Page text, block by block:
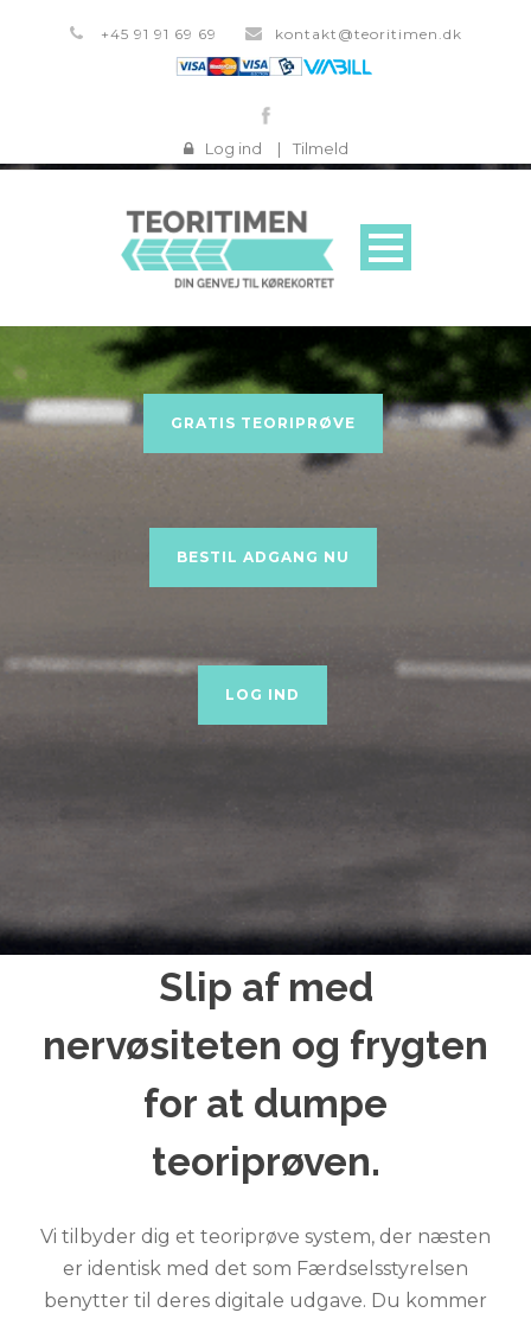
+45 91 91 69 69 kontakt@teoritimen.dk
Log ind | Tilmeld
BESTIL ADGANG NU
LOG IND
GRATIS TEORIPRØVE
Slip af med
nervøsiteten og frygten
for at dumpe
teoriprøven.
Vi tilbyder dig et teoriprøve system, der næsten
er identisk med det som Færdselsstyrelsen
benytter til deres digitale udgave. Du kommer